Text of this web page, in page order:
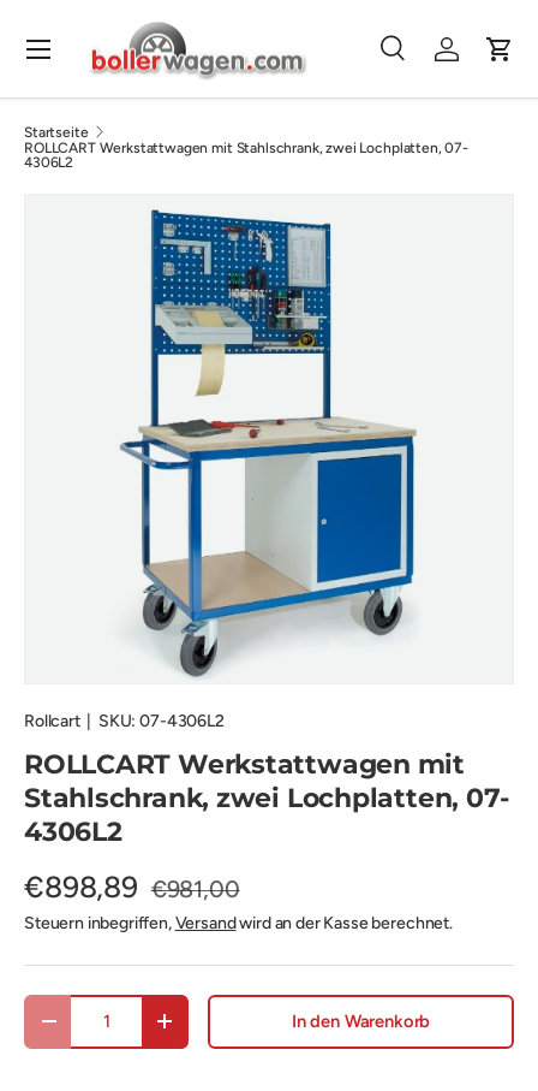
Direkt zum Inhalt
Suchen
SucheEinloggen
Menü
Startseite
ROLLCART Werkstattwagen mit Stahlschrank, zwei Lochplatten, 07-
4306L2
Rollcart| SKU: 07-4306L2
ROLLCART Werkstattwagen mit
Stahlschrank, zwei Lochplatten, 07-
4306L2
€898,89 €981,00
Steuern inbegriffen,Versandwird an der Kasse berechnet.
Anzahl
Menge verringernMenge erhöhen In den Warenkorb